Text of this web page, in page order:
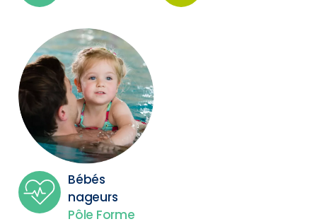
Bébés
nageurs
Pôle Forme